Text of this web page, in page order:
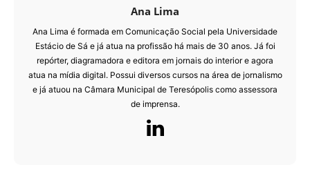
Ana Lima
Ana Lima é formada em Comunicação Social pela Universidade
Estácio de Sá e já atua na profissão há mais de 30 anos. Já foi
repórter, diagramadora e editora em jornais do interior e agora
atua na mídia digital. Possui diversos cursos na área de jornalismo
e já atuou na Câmara Municipal de Teresópolis como assessora
de imprensa.